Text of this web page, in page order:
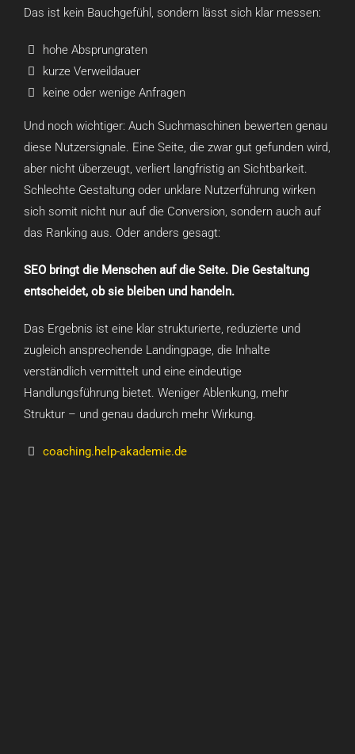
Das ist kein Bauchgefühl, sondern lässt sich klar messen:
hohe Absprungraten
kurze Verweildauer
keine oder wenige Anfragen
Und noch wichtiger: Auch Suchmaschinen bewerten genau
diese Nutzersignale. Eine Seite, die zwar gut gefunden wird,
aber nicht überzeugt, verliert langfristig an Sichtbarkeit.
Schlechte Gestaltung oder unklare Nutzerführung wirken
sich somit nicht nur auf die Conversion, sondern auch auf
das Ranking aus. Oder anders gesagt:
SEO bringt die Menschen auf die Seite. Die Gestaltung
entscheidet, ob sie bleiben und handeln.
Das Ergebnis ist eine klar strukturierte, reduzierte und
zugleich ansprechende Landingpage, die Inhalte
verständlich vermittelt und eine eindeutige
Handlungsführung bietet. Weniger Ablenkung, mehr
Struktur – und genau dadurch mehr Wirkung.
coaching.help-akademie.de